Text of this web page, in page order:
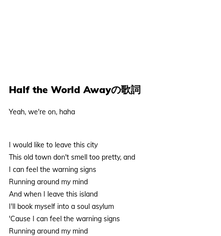
Half the World Awayの歌詞
Yeah, we're on, haha
I would like to leave this city
This old town don't smell too pretty, and
I can feel the warning signs
Running around my mind
And when I leave this island
I'll book myself into a soul asylum
'Cause I can feel the warning signs
Running around my mind